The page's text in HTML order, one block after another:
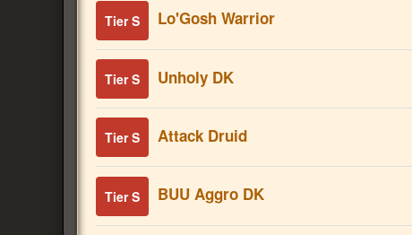
Tier S Lo'Gosh Warrior
Tier S Unholy DK
Tier S Attack Druid
Tier S BUU Aggro DK